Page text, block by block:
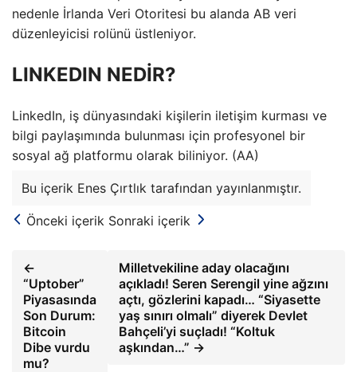
nedenle İrlanda Veri Otoritesi bu alanda AB veri
düzenleyicisi rolünü üstleniyor.
LINKEDIN NEDİR?
LinkedIn, iş dünyasındaki kişilerin iletişim kurması ve
bilgi paylaşımında bulunması için profesyonel bir
sosyal ağ platformu olarak biliniyor. (AA)
Bu içerik Enes Çırtlık tarafından yayınlanmıştır.
Önceki içerik Sonraki içerik
←
“Uptober”
Piyasasında
Son Durum:
Bitcoin
Dibe vurdu
mu?
Milletvekiline aday olacağını
açıkladı! Seren Serengil yine ağzını
açtı, gözlerini kapadı… “Siyasette
yaş sınırı olmalı” diyerek Devlet
Bahçeli’yi suçladı! “Koltuk
aşkından…” →